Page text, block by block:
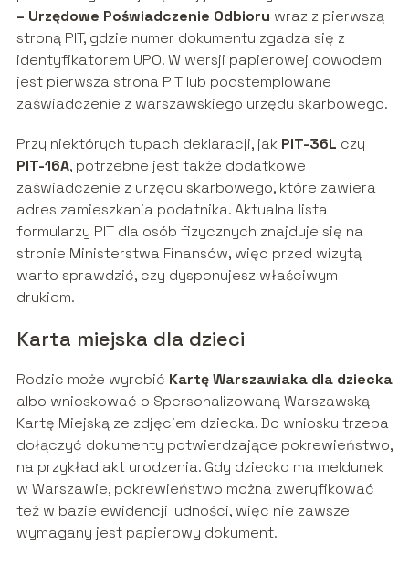
– Urzędowe Poświadczenie Odbioru wraz z pierwszą
stroną PIT, gdzie numer dokumentu zgadza się z
identyfikatorem UPO. W wersji papierowej dowodem
jest pierwsza strona PIT lub podstemplowane
zaświadczenie z warszawskiego urzędu skarbowego.
Przy niektórych typach deklaracji, jak PIT-36L czy
PIT-16A, potrzebne jest także dodatkowe
zaświadczenie z urzędu skarbowego, które zawiera
adres zamieszkania podatnika. Aktualna lista
formularzy PIT dla osób fizycznych znajduje się na
stronie Ministerstwa Finansów, więc przed wizytą
warto sprawdzić, czy dysponujesz właściwym
drukiem.
Karta miejska dla dzieci
Rodzic może wyrobić Kartę Warszawiaka dla dziecka
albo wnioskować o Spersonalizowaną Warszawską
Kartę Miejską ze zdjęciem dziecka. Do wniosku trzeba
dołączyć dokumenty potwierdzające pokrewieństwo,
na przykład akt urodzenia. Gdy dziecko ma meldunek
w Warszawie, pokrewieństwo można zweryfikować
też w bazie ewidencji ludności, więc nie zawsze
wymagany jest papierowy dokument.